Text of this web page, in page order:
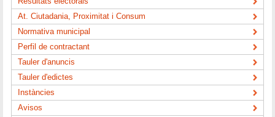
At. Ciutadania, Proximitat i Consum
Normativa municipal
Perfil de contractant
Tauler d'anuncis
Tauler d'edictes
Instàncies
Avisos